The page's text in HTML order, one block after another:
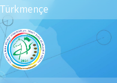
Türkmençe